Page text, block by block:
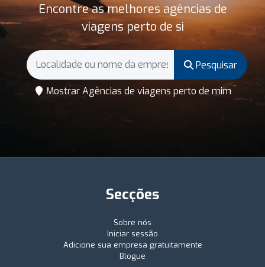
Encontre as melhores agências de
viagens perto de si
Pesquisar
Mostrar Agências de viagens perto de mim
Secções
Sobre nós
Iniciar sessão
Adicione sua empresa gratuitamente
Blogue